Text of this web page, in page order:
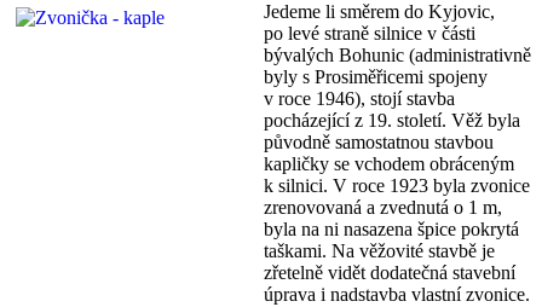
Jedeme li směrem do Kyjovic,
po levé straně silnice v části
bývalých Bohunic (administrativně
byly s Prosiměřicemi spojeny
v roce 1946), stojí stavba
pocházející z 19. století. Věž byla
původně samostatnou stavbou
kapličky se vchodem obráceným
k silnici. V roce 1923 byla zvonice
zrenovovaná a zvednutá o 1 m,
byla na ni nasazena špice pokrytá
taškami. Na věžovité stavbě je
zřetelně vidět dodatečná stavební
úprava i nadstavba vlastní zvonice.